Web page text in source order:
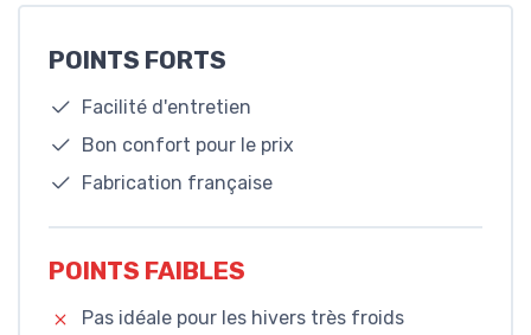
POINTS FORTS
Facilité d'entretien
Bon confort pour le prix
Fabrication française
POINTS FAIBLES
Pas idéale pour les hivers très froids